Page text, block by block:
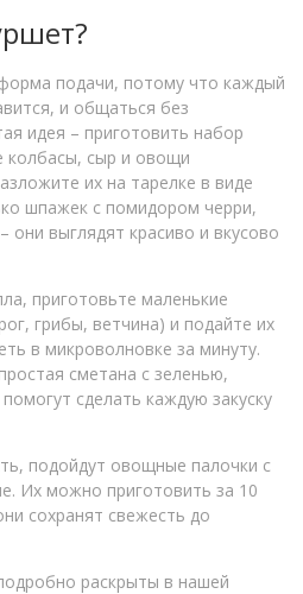
подачи, потому что каждый
и общаться без
идея – приготовить набор
колбасы, сыр и овощи
их на тарелке в виде
шпажек с помидором черри,
они выглядят красиво и вкусово
приготовьте маленькие
грибы, ветчина) и подайте их
в микроволновке за минуту.
сметана с зеленью,
сделать каждую закуску
подойдут овощные палочки с
Их можно приготовить за 10
сохранят свежесть до
раскрыты в нашей